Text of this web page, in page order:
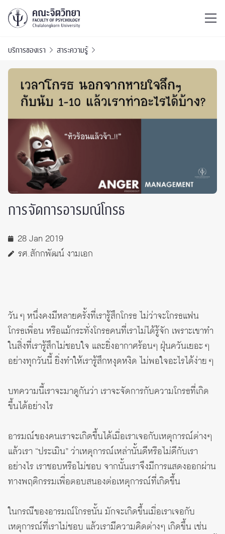
บริการของเรา สาระความรู้
การจัดการอารมณ์โกรธ
28 Jan 2019
รศ.สักกพัฒน์ งามเอก
วัน ๆ หนึ่งคงมีหลายครั้งที่เรารู้สึกโกรธ ไม่ว่าจะโกรธแฟน
โกรธเพื่อน หรือแม้กระทั่งโกรธคนที่เราไม่ได้รู้จัก เพราะเขาทำ
ในสิ่งที่เรารู้สึกไม่ชอบใจ และยิ่งอากาศร้อนๆ ฝุ่นควันเยอะ ๆ
อย่างทุกวันนี้ ยิ่งทำให้เรารู้สึกหงุดหงิด ไม่พอใจอะไรได้ง่าย ๆ
บทความนี้เราจะมาดูกันว่า เราจะจัดการกับความโกรธที่เกิด
ขึ้นได้อย่างไร
อารมณ์ของคนเราจะเกิดขึ้นได้เมื่อเราเจอกับเหตุการณ์ต่างๆ
แล้วเรา “ประเมิน” ว่าเหตุการณ์เหล่านั้นดีหรือไม่ดีกับเรา
อย่างไร เราชอบหรือไม่ชอบ จากนั้นเราจึงมีการแสดงออกผ่าน
ทางพฤติกรรมเพื่อตอบสนองต่อเหตุการณ์ที่เกิดขึ้น
ในกรณีของอารมณ์โกรธนั้น มักจะเกิดขึ้นเมื่อเราเจอกับ
เหตุการณ์ที่เราไม่ชอบ แล้วเรามีความคิดต่างๆ เกิดขึ้น เช่น